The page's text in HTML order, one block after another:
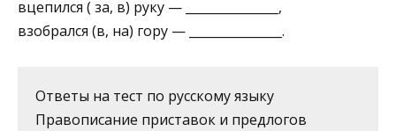
вцепился ( за, в) руку — _______________,
взобрался (в, на) гору — _______________.
Ответы на тест по русскому языку
Правописание приставок и предлогов